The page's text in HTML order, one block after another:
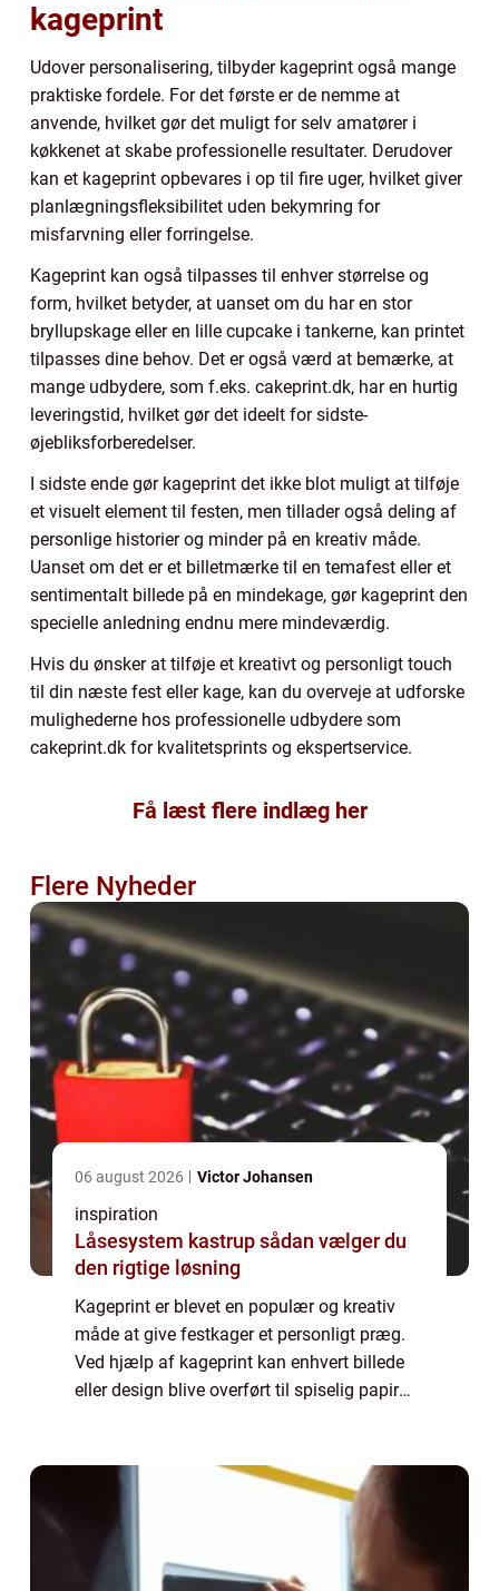
kageprint
Udover personalisering, tilbyder kageprint også mange
praktiske fordele. For det første er de nemme at
anvende, hvilket gør det muligt for selv amatører i
køkkenet at skabe professionelle resultater. Derudover
kan et kageprint opbevares i op til fire uger, hvilket giver
planlægningsfleksibilitet uden bekymring for
misfarvning eller forringelse.
Kageprint kan også tilpasses til enhver størrelse og
form, hvilket betyder, at uanset om du har en stor
bryllupskage eller en lille cupcake i tankerne, kan printet
tilpasses dine behov. Det er også værd at bemærke, at
mange udbydere, som f.eks. cakeprint.dk, har en hurtig
leveringstid, hvilket gør det ideelt for sidste-
øjebliksforberedelser.
I sidste ende gør kageprint det ikke blot muligt at tilføje
et visuelt element til festen, men tillader også deling af
personlige historier og minder på en kreativ måde.
Uanset om det er et billetmærke til en temafest eller et
sentimentalt billede på en mindekage, gør kageprint den
specielle anledning endnu mere mindeværdig.
Hvis du ønsker at tilføje et kreativt og personligt touch
til din næste fest eller kage, kan du overveje at udforske
mulighederne hos professionelle udbydere som
cakeprint.dk for kvalitetsprints og ekspertservice.
Få læst flere indlæg her
Flere Nyheder
06 august 2026 Victor Johansen
inspiration
Låsesystem kastrup sådan vælger du
den rigtige løsning
Kageprint er blevet en populær og kreativ
måde at give festkager et personligt præg.
Ved hjælp af kageprint kan enhvert billede
eller design blive overført til spiselig papir